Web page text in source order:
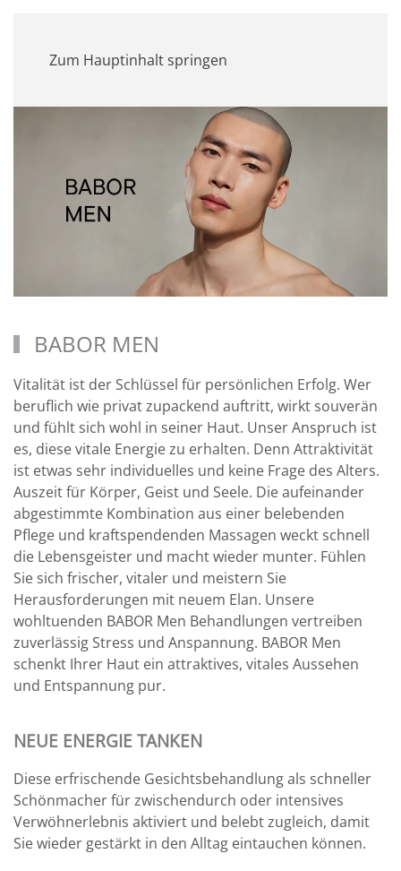
Zum Hauptinhalt springen
BABOR MEN
Vitalität ist der Schlüssel für persönlichen Erfolg. Wer
beruflich wie privat zupackend auftritt, wirkt souverän
und fühlt sich wohl in seiner Haut. Unser Anspruch ist
es, diese vitale Energie zu erhalten. Denn Attraktivität
ist etwas sehr individuelles und keine Frage des Alters.
Auszeit für Körper, Geist und Seele. Die aufeinander
abgestimmte Kombination aus einer belebenden
Pflege und kraftspendenden Massagen weckt schnell
die Lebensgeister und macht wieder munter. Fühlen
Sie sich frischer, vitaler und meistern Sie
Herausforderungen mit neuem Elan. Unsere
wohltuenden BABOR Men Behandlungen vertreiben
zuverlässig Stress und Anspannung. BABOR Men
schenkt Ihrer Haut ein attraktives, vitales Aussehen
und Entspannung pur.
NEUE ENERGIE TANKEN
Diese erfrischende Gesichtsbehandlung als schneller
Schönmacher für zwischendurch oder intensives
Verwöhnerlebnis aktiviert und belebt zugleich, damit
Sie wieder gestärkt in den Alltag eintauchen können.